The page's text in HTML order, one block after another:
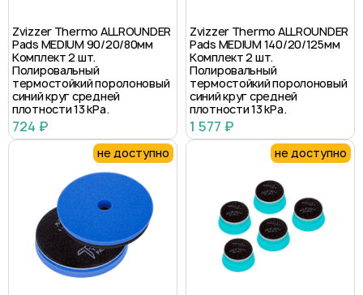
Zvizzer Thermo ALLROUNDER
Pads MEDIUM 90/20/80мм
Комплект 2 шт.
Полировальный
термостойкий поролоновый
синий круг средней
плотности 13 kPa.
724 ₽
Zvizzer Thermo ALLROUNDER
Pads MEDIUM 140/20/125мм
Комплект 2 шт.
Полировальный
термостойкий поролоновый
синий круг средней
плотности 13 kPa.
1 577 ₽
не доступно не доступно